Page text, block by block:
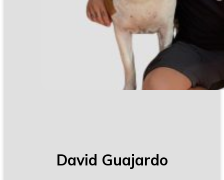
David Guajardo